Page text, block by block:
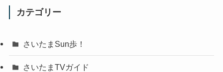
カテゴリー
さいたまSun歩！
さいたまTVガイド